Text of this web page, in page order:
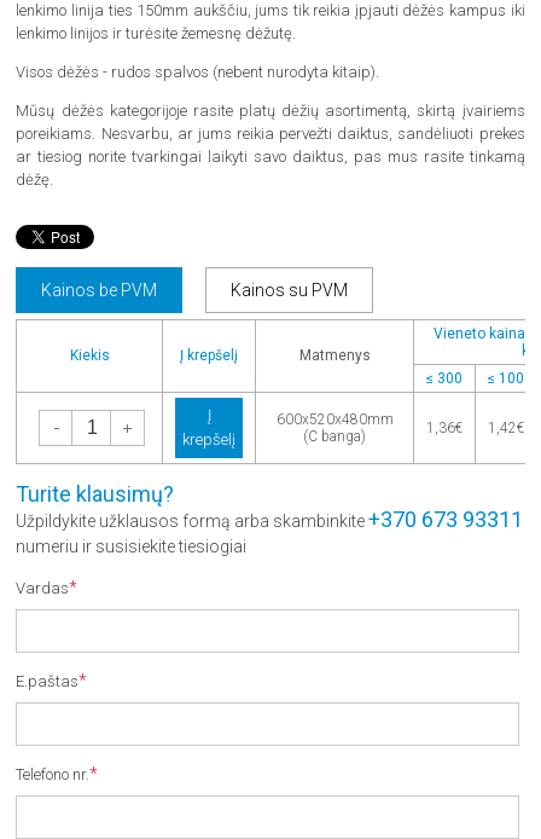
lenkimo linija ties 150mm aukščiu, jums tik reikia įpjauti dėžės kampus iki
lenkimo linijos ir turėsite žemesnę dėžutę.
Visos dėžės - rudos spalvos (nebent nurodyta kitaip).
Mūsų dėžės kategorijoje rasite platų dėžių asortimentą, skirtą įvairiems
poreikiams. Nesvarbu, ar jums reikia pervežti daiktus, sandėliuoti prekes
ar tiesiog norite tvarkingai laikyti savo daiktus, pas mus rasite tinkamą
dėžę.
Kainos be PVM Kainos su PVM
Kiekis Į krepšelį Matmenys
Vieneto kaina
≤ 300
≤ 100
Į
krepšelį
600x520x480mm
(C banga)
1,36€ 1,42€
Turite klausimų?
Užpildykite užklausos formą arba skambinkite+370 673 93311
numeriu ir susisiekite tiesiogiai
Vardas*
E.paštas*
Telefono nr.*